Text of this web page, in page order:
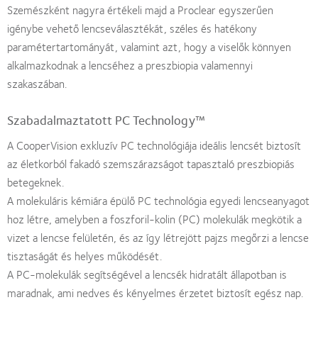
Szemészként nagyra értékeli majd a Proclear egyszerűen
igénybe vehető lencseválasztékát, széles és hatékony
paramétertartományát, valamint azt, hogy a viselők könnyen
alkalmazkodnak a lencséhez a preszbiopia valamennyi
szakaszában.
Szabadalmaztatott PC Technology™
A CooperVision exkluzív PC technológiája ideális lencsét biztosít
az életkorból fakadó szemszárazságot tapasztaló preszbiopiás
betegeknek.
A molekuláris kémiára épülő PC technológia egyedi lencseanyagot
hoz létre, amelyben a foszforil-kolin (PC) molekulák megkötik a
vizet a lencse felületén, és az így létrejött pajzs megőrzi a lencse
tisztaságát és helyes működését.
A PC-molekulák segítségével a lencsék hidratált állapotban is
maradnak, ami nedves és kényelmes érzetet biztosít egész nap.